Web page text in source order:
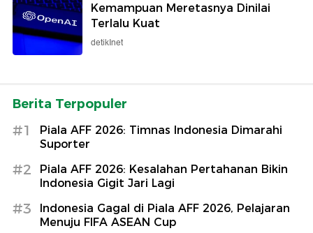
Kemampuan Meretasnya Dinilai
Terlalu Kuat
detikInet
Berita Terpopuler
#1
Piala AFF 2026: Timnas Indonesia Dimarahi
Suporter
#2
Piala AFF 2026: Kesalahan Pertahanan Bikin
Indonesia Gigit Jari Lagi
#3
Indonesia Gagal di Piala AFF 2026, Pelajaran
Menuju FIFA ASEAN Cup